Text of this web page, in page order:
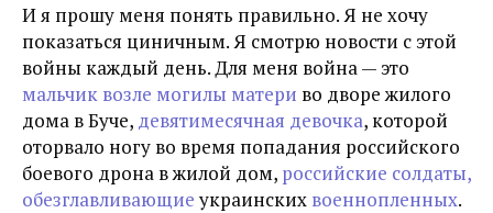
И я прошу меня понять правильно. Я не хочу
показаться циничным. Я смотрю новости с этой
войны каждый день. Для меня война — это
мальчик возле могилы матери во дворе жилого
дома в Буче, девятимесячная девочка, которой
оторвало ногу во время попадания российского
боевого дрона в жилой дом, российские солдаты,
обезглавливающиеукраинских военнопленных.